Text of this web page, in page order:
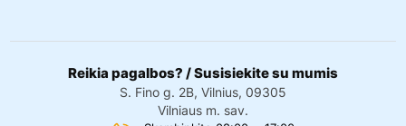
Reikia pagalbos? / Susisiekite su mumis
S. Fino g. 2B, Vilnius, 09305
Vilniaus m. sav.